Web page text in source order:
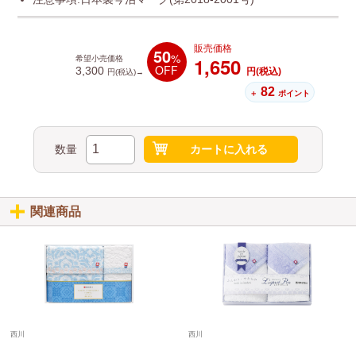
希望小売価格
3,300 円(税込)→
50%
OFF
販売価格
1,650 円(税込)
＋ 82 ポイント
数量 カートに入れる
関連商品
西川 西川